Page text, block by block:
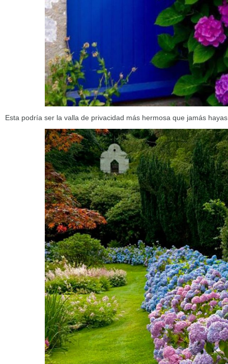
Esta podría ser la valla de privacidad más hermosa que jamás